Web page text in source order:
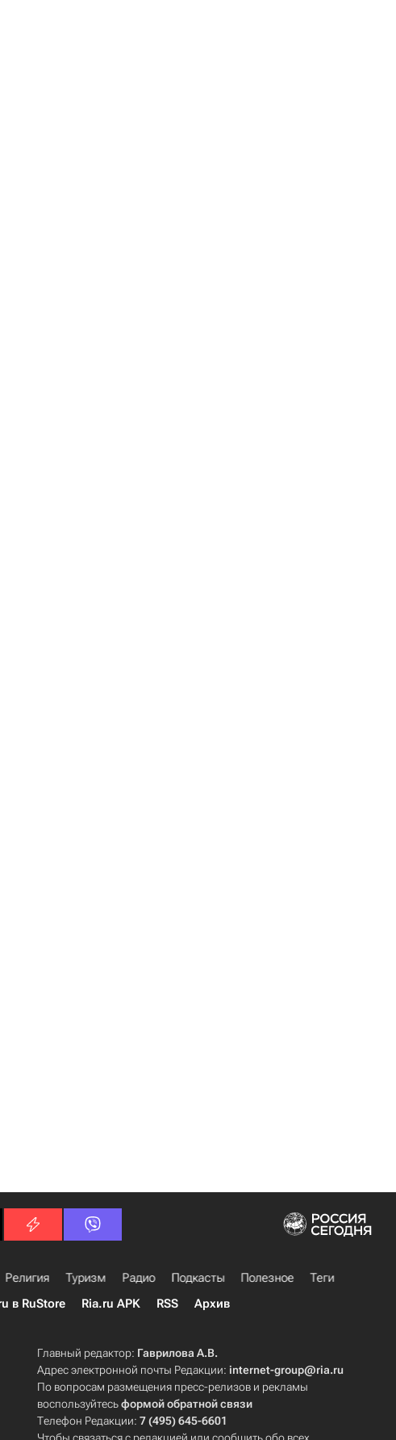
Религия Туризм Радио Подкасты Полезное
Теги
в RuStore Ria.ru APK RSS Архив
Главный редактор: Гаврилова А.В.
Адрес электронной почты Редакции:internet-group@ria.ru
По вопросам размещения пресс-релизов и рекламы
воспользуйтесьформой обратной связи
Телефон Редакции:7 (495) 645-6601